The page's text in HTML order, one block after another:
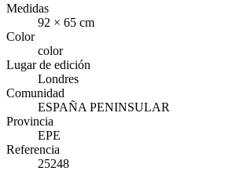
Medidas
92 × 65 cm
Color
color
Lugar de edición
Londres
Comunidad
ESPAÑA PENINSULAR
Provincia
EPE
Referencia
25248